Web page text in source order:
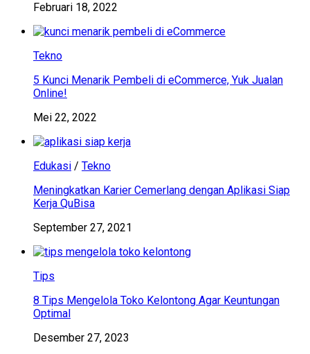
Februari 18, 2022
Tekno
5 Kunci Menarik Pembeli di eCommerce, Yuk Jualan
Online!
Mei 22, 2022
Edukasi / Tekno
Meningkatkan Karier Cemerlang dengan Aplikasi Siap
Kerja QuBisa
September 27, 2021
Tips
8 Tips Mengelola Toko Kelontong Agar Keuntungan
Optimal
Desember 27, 2023